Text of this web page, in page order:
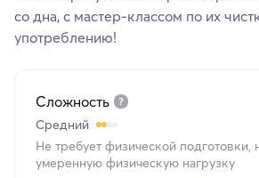
со дна, с мастер-классом по их
употреблению!
Сложность
Средний
Не требует физической подготовки,
умеренную физическую нагрузку